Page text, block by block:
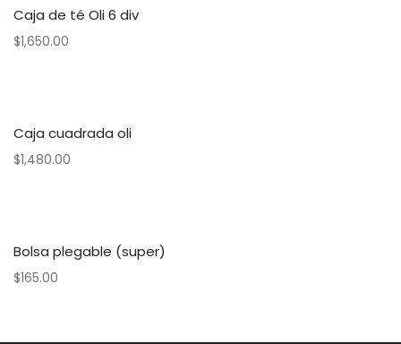
Caja de té Oli 6 div
$1,650.00
Caja cuadrada oli
$1,480.00
Bolsa plegable (super)
$165.00